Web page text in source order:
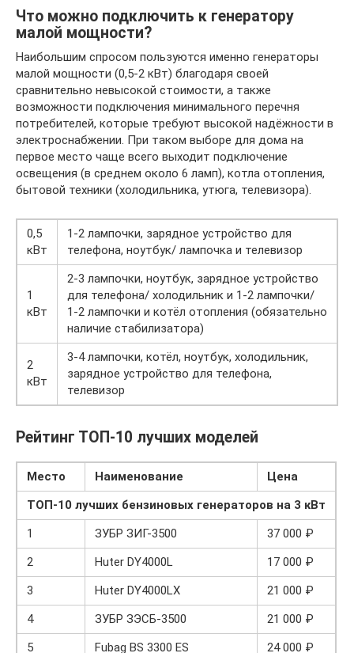
Что можно подключить к генератору
малой мощности?
Наибольшим спросом пользуются именно генераторы
малой мощности (0,5-2 кВт) благодаря своей
сравнительно невысокой стоимости, а также
возможности подключения минимального перечня
потребителей, которые требуют высокой надёжности в
электроснабжении. При таком выборе для дома на
первое место чаще всего выходит подключение
освещения (в среднем около 6 ламп), котла отопления,
бытовой техники (холодильника, утюга, телевизора).
0,5
кВт
1-2 лампочки, зарядное устройство для
телефона, ноутбук/ лампочка и телевизор
1
кВт
2-3 лампочки, ноутбук, зарядное устройство
для телефона/ холодильник и 1-2 лампочки/
1-2 лампочки и котёл отопления (обязательно
наличие стабилизатора)
2
кВт
3-4 лампочки, котёл, ноутбук, холодильник,
зарядное устройство для телефона,
телевизор
Рейтинг ТОП-10 лучших моделей
Место Наименование
Цена
ТОП-10 лучших бензиновых генераторов на 3 кВт
1
ЗУБР ЗИГ-3500
37 000 ₽
2
Huter DY4000L
17 000 ₽
3
Huter DY4000LX
21 000 ₽
4
ЗУБР ЗЭСБ-3500
21 000 ₽
5
Fubag BS 3300 ES
24 000 ₽